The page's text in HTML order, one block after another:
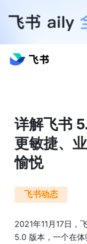
详解飞书
更敏捷、
愉悦
飞书动态
2021年11月17日，
5.0 版本，一个在